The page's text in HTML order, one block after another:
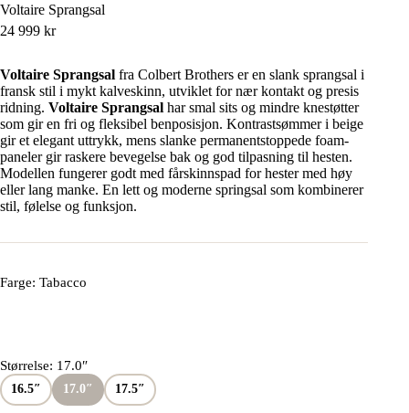
Voltaire Sprangsal
24 999 kr
Voltaire Sprangsal fra Colbert Brothers er en slank sprangsal i
fransk stil i mykt kalveskinn, utviklet for nær kontakt og presis
ridning. Voltaire Sprangsal har smal sits og mindre knestøtter
som gir en fri og fleksibel benposisjon. Kontrastsømmer i beige
gir et elegant uttrykk, mens slanke permanentstoppede foam-
paneler gir raskere bevegelse bak og god tilpasning til hesten.
Modellen fungerer godt med fårskinnspad for hester med høy
eller lang manke. En lett og moderne springsal som kombinerer
stil, følelse og funksjon.
Farge: Tabacco
Størrelse: 17.0″
16.5″ 17.0″ 17.5″